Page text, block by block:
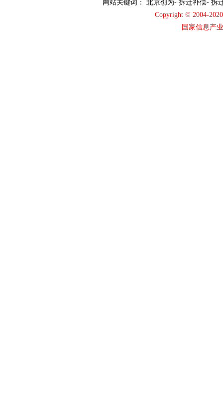
网站关键词： 北京创为- 拆迁补偿- 拆
Copyright © 2004-
国家信息产